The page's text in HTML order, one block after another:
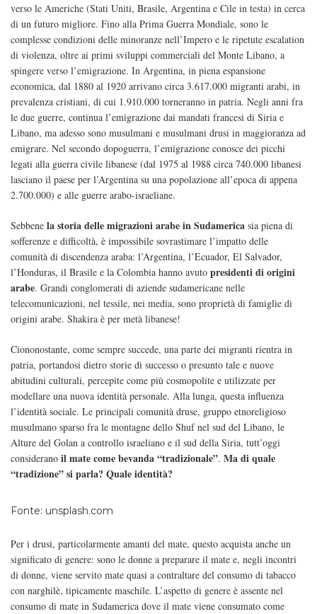
verso le Americhe (Stati Uniti, Brasile, Argentina e Cile in testa) in cerca
di un futuro migliore. Fino alla Prima Guerra Mondiale, sono le
complesse condizioni delle minoranze nell’Impero e le ripetute escalation
di violenza, oltre ai primi sviluppi commerciali del Monte Libano, a
spingere verso l’emigrazione. In Argentina, in piena espansione
economica, dal 1880 al 1920 arrivano circa 3.617.000 migranti arabi, in
prevalenza cristiani, di cui 1.910.000 torneranno in patria. Negli anni fra
le due guerre, continua l’emigrazione dai mandati francesi di Siria e
Libano, ma adesso sono musulmani e musulmani drusi in maggioranza ad
emigrare. Nel secondo dopoguerra, l’emigrazione conosce dei picchi
legati alla guerra civile libanese (dal 1975 al 1988 circa 740.000 libanesi
lasciano il paese per l’Argentina su una popolazione all’epoca di appena
2.700.000) e alle guerre arabo-israeliane.
Sebbene la storia delle migrazioni arabe in Sudamerica sia piena di
sofferenze e difficoltà, è impossibile sovrastimare l’impatto delle
comunità di discendenza araba: l’Argentina, l’Ecuador, El Salvador,
l’Honduras, il Brasile e la Colombia hanno avuto presidenti di origini
arabe. Grandi conglomerati di aziende sudamericane nelle
telecomunicazioni, nel tessile, nei media, sono proprietà di famiglie di
origini arabe. Shakira è per metà libanese!
Ciononostante, come sempre succede, una parte dei migranti rientra in
patria, portandosi dietro storie di successo o presunto tale e nuove
abitudini culturali, percepite come più cosmopolite e utilizzate per
modellare una nuova identità personale. Alla lunga, questa influenza
l’identità sociale. Le principali comunità druse, gruppo etnoreligioso
musulmano sparso fra le montagne dello Shuf nel sud del Libano, le
Alture del Golan a controllo israeliano e il sud della Siria, tutt’oggi
considerano il mate come bevanda “tradizionale”. Ma di quale
“tradizione” si parla? Quale identità?
Fonte: unsplash.com
Per i drusi, particolarmente amanti del mate, questo acquista anche un
significato di genere: sono le donne a preparare il mate e, negli incontri
di donne, viene servito mate quasi a contraltare del consumo di tabacco
con narghilè, tipicamente maschile. L’aspetto di genere è assente nel
consumo di mate in Sudamerica dove il mate viene consumato come